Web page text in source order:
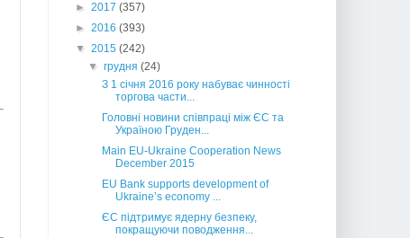
► 2017 (357)
► 2016 (393)
▼ 2015 (242)
▼грудня(24)
З 1 січня 2016 року набуває чинності
торгова части...
Головні новини співпраці між ЄС та
Україною Груден...
Main EU-Ukraine Cooperation News
December 2015
EU Bank supports development of
Ukraine’s economy ...
ЄС підтримує ядерну безпеку,
покращуючи поводження...